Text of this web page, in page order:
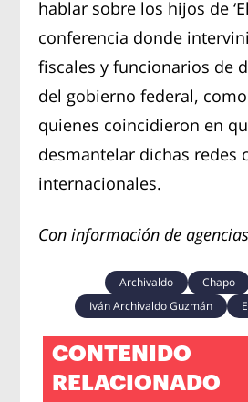
hablar sobre los hijos de
conferencia donde
fiscales y funcionarios de
del gobierno federal, como
quienes coincidieron en
desmantelar dichas redes
internacionales.
Con información de
Archivaldo Chapo
Iván Archivaldo Guzmán
CONTENIDO
RELACIONADO